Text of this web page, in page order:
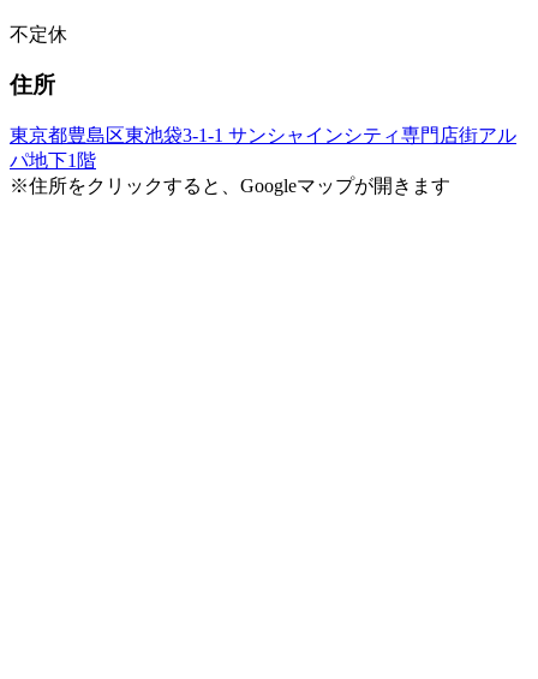
不定休
住所
東京都豊島区東池袋3-1-1 サンシャインシティ専門店街アル
パ地下1階
※住所をクリックすると、Googleマップが開きます